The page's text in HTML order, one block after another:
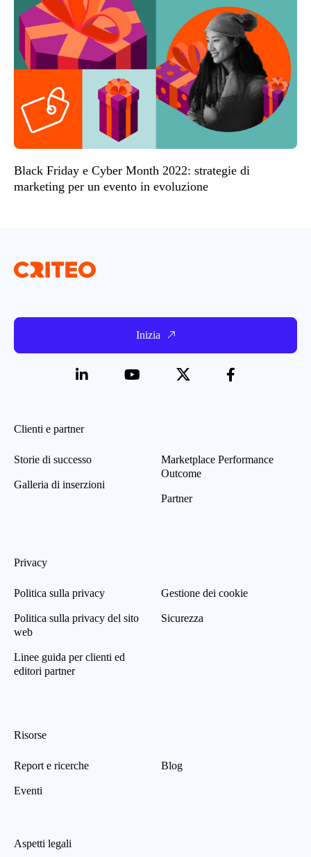
Black Friday e Cyber Month 2022: strategie di
marketing per un evento in evoluzione
Inizia
Clienti e partner
Storie di successo
Galleria di inserzioni
Marketplace Performance
Outcome
Partner
Privacy
Politica sulla privacy
Politica sulla privacy del sito
web
Linee guida per clienti ed
editori partner
Gestione dei cookie
Sicurezza
Risorse
Report e ricerche
Eventi
Blog
Aspetti legali